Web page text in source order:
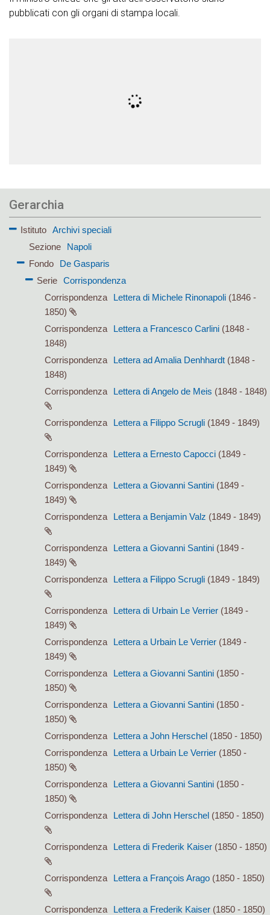
pubblicati con gli organi di stampa locali.
Gerarchia
Istituto
Archivi speciali
Sezione
Napoli
Fondo
De Gasparis
Serie Corrispondenza
Corrispondenza
Lettera di Michele Rinonapoli (1846 -
1850)
Corrispondenza
Lettera a Francesco Carlini (1848 -
1848)
Corrispondenza
Lettera ad Amalia Denhhardt (1848 -
1848)
Corrispondenza
Lettera di Angelo de Meis (1848 - 1848)
Corrispondenza Lettera a Filippo Scrugli (1849 - 1849)
Corrispondenza Lettera a Ernesto Capocci (1849 -
1849)
Corrispondenza
Lettera a Giovanni Santini (1849 -
1849)
Corrispondenza
Lettera a Benjamin Valz (1849 - 1849)
Corrispondenza Lettera a Giovanni Santini (1849 -
1849)
Corrispondenza
Lettera a Filippo Scrugli (1849 - 1849)
Corrispondenza Lettera di Urbain Le Verrier (1849 -
1849)
Corrispondenza
Lettera a Urbain Le Verrier (1849 -
1849)
Corrispondenza
Lettera a Giovanni Santini (1850 -
1850)
Corrispondenza
Lettera a Giovanni Santini (1850 -
1850)
Corrispondenza
Lettera a John Herschel (1850 - 1850)
Corrispondenza
Lettera a Urbain Le Verrier (1850 -
1850)
Corrispondenza
Lettera a Giovanni Santini (1850 -
1850)
Corrispondenza
Lettera di John Herschel (1850 - 1850)
Corrispondenza Lettera di Frederik Kaiser (1850 - 1850)
Corrispondenza Lettera a François Arago (1850 - 1850)
Corrispondenza Lettera a Frederik Kaiser (1850 - 1850)